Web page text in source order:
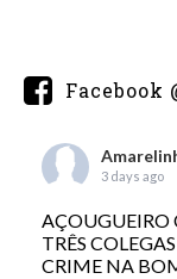
Facebook
3 days ago
AÇOUGUEIRO
TRÊS
CRIME NA